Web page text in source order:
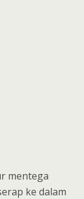
mentega
ke dalam